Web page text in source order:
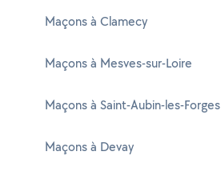
Maçons à Clamecy
Maçons à Mesves-sur-Loire
Maçons à Saint-Aubin-les-Forges
Maçons à Devay